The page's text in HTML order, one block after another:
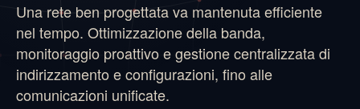
Una rete ben progettata va mantenuta efficiente
nel tempo. Ottimizzazione della banda,
monitoraggio proattivo e gestione centralizzata di
indirizzamento e configurazioni, fino alle
comunicazioni unificate.